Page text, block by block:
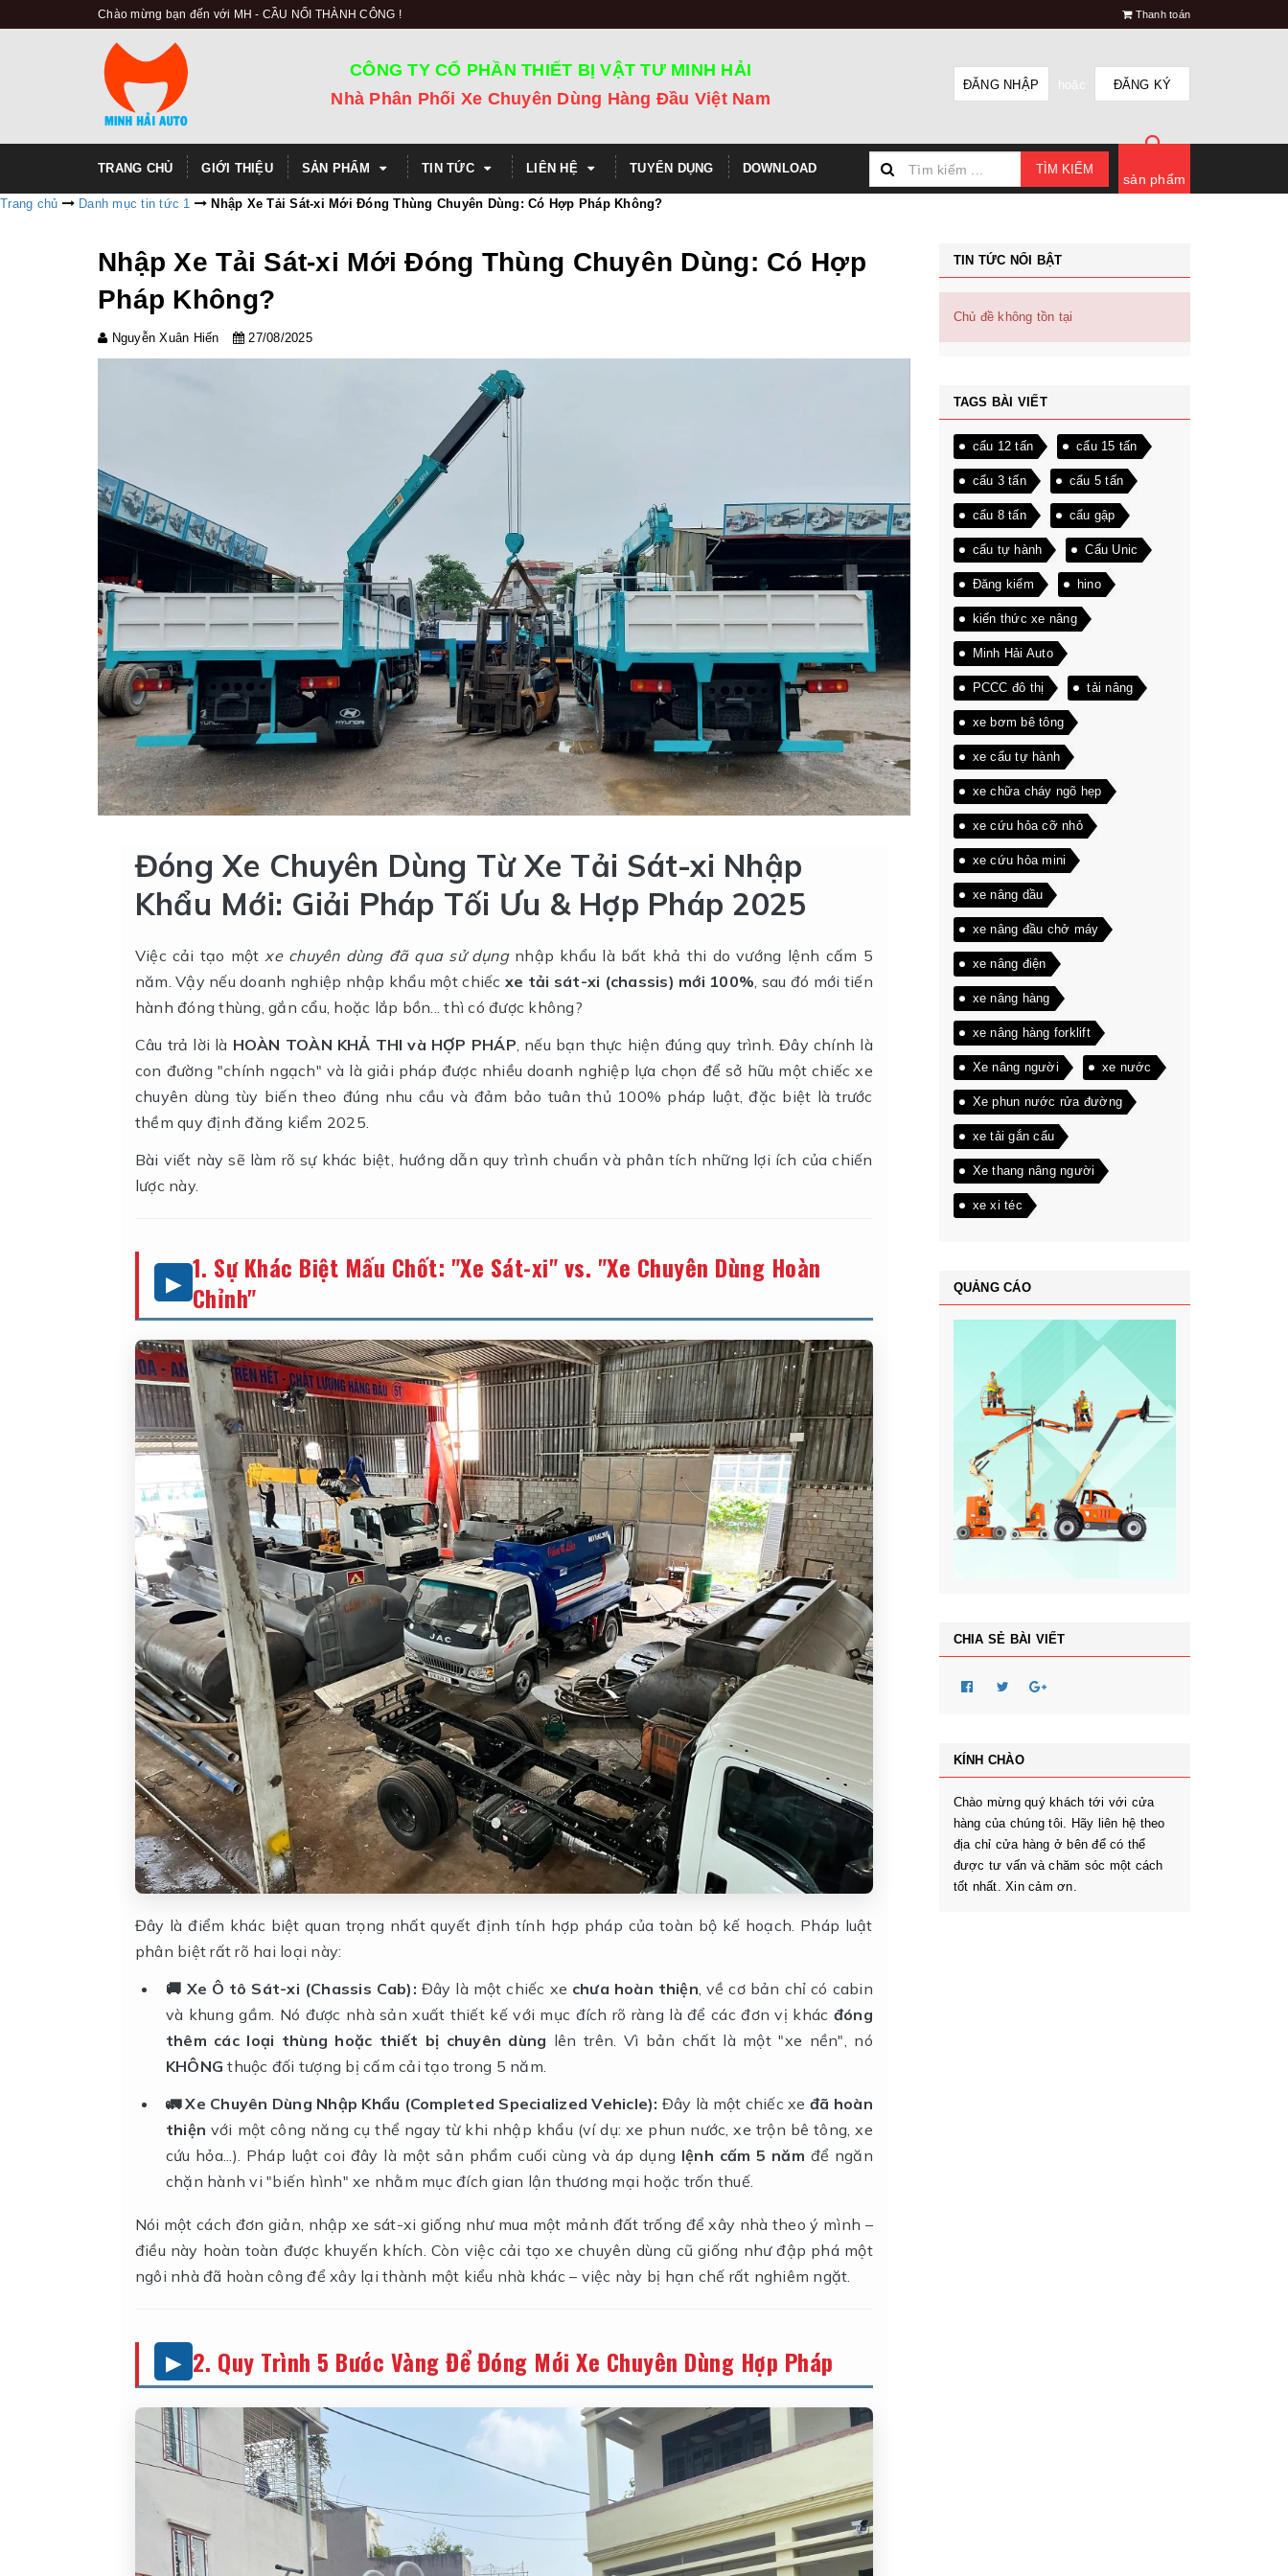
Chào mừng bạn đến với MH - CẦU NỐI THÀNH CÔNG ! Thanh toán
CÔNG TY CỔ PHẦN THIẾT BỊ VẬT TƯ MINH HẢI
Nhà Phân Phối Xe Chuyên Dùng Hàng Đầu Việt Nam
ĐĂNG NHẬP hoặc ĐĂNG KÝ
TRANG CHỦ GIỚI THIỆU SẢN PHẨM TIN TỨC LIÊN HỆ TUYỂN DỤNG DOWNLOAD TÌM KIẾM
sản phẩm
Trang chủ Danh mục tin tức 1 Nhập Xe Tải Sát-xi Mới Đóng Thùng Chuyên Dùng: Có Hợp Pháp Không?
Nhập Xe Tải Sát-xi Mới Đóng Thùng Chuyên Dùng: Có Hợp
Pháp Không?
Nguyễn Xuân Hiến 27/08/2025
Đóng Xe Chuyên Dùng Từ Xe Tải Sát-xi Nhập
Khẩu Mới: Giải Pháp Tối Ưu & Hợp Pháp 2025
Việc cải tạo mộtxe chuyên dùng đã qua sử dụngnhập khẩu là bất khả thi do vướng lệnh cấm 5
năm. Vậy nếu doanh nghiệp nhập khẩu một chiếc xe tải sát-xi (chassis) mới 100%, sau đó mới tiến
hành đóng thùng, gắn cẩu, hoặc lắp bồn... thì có được không?
Câu trả lời là HOÀN TOÀN KHẢ THI và HỢP PHÁP, nếu bạn thực hiện đúng quy trình. Đây chính là
con đường "chính ngạch" và là giải pháp được nhiều doanh nghiệp lựa chọn để sở hữu một chiếc xe
chuyên dùng tùy biến theo đúng nhu cầu và đảm bảo tuân thủ 100% pháp luật, đặc biệt là trước
thềm quy định đăng kiểm 2025.
Bài viết này sẽ làm rõ sự khác biệt, hướng dẫn quy trình chuẩn và phân tích những lợi ích của chiến
lược này.
1. Sự Khác Biệt Mấu Chốt: "Xe Sát-xi" vs. "Xe Chuyên Dùng Hoàn
Chỉnh"
Đây là điểm khác biệt quan trọng nhất quyết định tính hợp pháp của toàn bộ kế hoạch. Pháp luật
phân biệt rất rõ hai loại này:
🚚 Xe Ô tô Sát-xi (Chassis Cab): Đây là một chiếc xe chưa hoàn thiện , về cơ bản chỉ có cabin
và khung gầm. Nó được nhà sản xuất thiết kế với mục đích rõ ràng là để các đơn vị khác đóng
thêm các loại thùng hoặc thiết bị chuyên dùng lên trên. Vì bản chất là một "xe nền", nó
KHÔNG thuộc đối tượng bị cấm cải tạo trong 5 năm.
🚛 Xe Chuyên Dùng Nhập Khẩu (Completed Specialized Vehicle): Đây là một chiếc xe đã hoàn
thiện với một công năng cụ thể ngay từ khi nhập khẩu (ví dụ: xe phun nước, xe trộn bê tông, xe
cứu hỏa...). Pháp luật coi đây là một sản phẩm cuối cùng và áp dụng lệnh cấm 5 năm để ngăn
chặn hành vi "biến hình" xe nhằm mục đích gian lận thương mại hoặc trốn thuế.
Nói một cách đơn giản, nhập xe sát-xi giống như mua một mảnh đất trống để xây nhà theo ý mình –
điều này hoàn toàn được khuyến khích. Còn việc cải tạo xe chuyên dùng cũ giống như đập phá một
ngôi nhà đã hoàn công để xây lại thành một kiểu nhà khác – việc này bị hạn chế rất nghiêm ngặt.
2. Quy Trình 5 Bước Vàng Để Đóng Mới Xe Chuyên Dùng Hợp Pháp
TIN TỨC NỔI BẬT
Chủ đề không tồn tại
TAGS BÀI VIẾT
cẩu 12 tấn cẩu 15 tấn
cẩu 3 tấn cẩu 5 tấn
cẩu 8 tấn cẩu gập
cẩu tự hành Cẩu Unic
Đăng kiểm hino
kiến thức xe nâng
Minh Hải Auto
PCCC đô thị tải nâng
xe bơm bê tông
xe cẩu tự hành
xe chữa cháy ngõ hẹp
xe cứu hỏa cỡ nhỏ
xe cứu hỏa mini
xe nâng dầu
xe nâng đầu chở máy
xe nâng điện
xe nâng hàng
xe nâng hàng forklift
Xe nâng người xe nước
Xe phun nước rửa đường
xe tải gắn cẩu
Xe thang nâng người
xe xi téc
QUẢNG CÁO
CHIA SẺ BÀI VIẾT
KÍNH CHÀO
Chào mừng quý khách tới với cửa
hàng của chúng tôi. Hãy liên hệ theo
địa chỉ cửa hàng ở bên để có thể
được tư vấn và chăm sóc một cách
tốt nhất. Xin cảm ơn.